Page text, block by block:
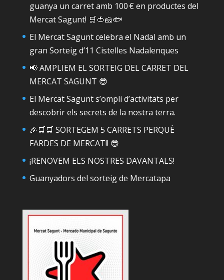
guanya un carret amb 100 € en productes del
Mercat Sagunt! 🛒🍅🧀🐟
El Mercat Sagunt celebra el Nadal amb un
gran Sorteig d’11 Cistelles Nadalenques
📢 AMPLIEM EL SORTEIG DEL CARRET DEL
MERCAT SAGUNT 😎
El Mercat Sagunt s’ompli d’activitats per
descobrir els secrets de la nostra terra.
🎉🛒🛒 SORTEGEM 5 CARRETS PERQUÈ
FARDES DE MERCAT!! 😎
¡RENOVEM ELS NOSTRES DAVANTALS!
Guanyadors del sorteig de Mercatapa